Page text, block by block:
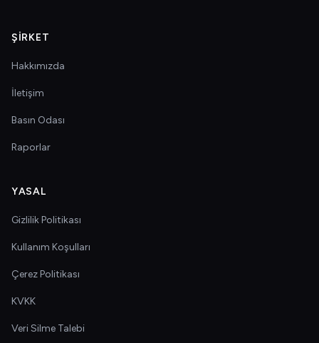
ŞIRKET
Hakkımızda
İletişim
Basın Odası
Raporlar
YASAL
Gizlilik Politikası
Kullanım Koşulları
Çerez Politikası
KVKK
Veri Silme Talebi